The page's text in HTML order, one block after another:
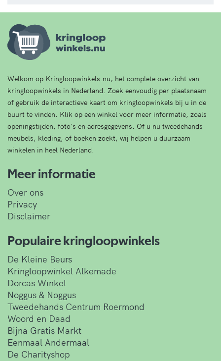
Welkom op Kringloopwinkels.nu, het complete overzicht van
kringloopwinkels in Nederland. Zoek eenvoudig per plaatsnaam
of gebruik de interactieve kaart om kringloopwinkels bij u in de
buurt te vinden. Klik op een winkel voor meer informatie, zoals
openingstijden, foto's en adresgegevens. Of u nu tweedehands
meubels, kleding, of boeken zoekt, wij helpen u duurzaam
winkelen in heel Nederland.
Meer informatie
Over ons
Privacy
Disclaimer
Populaire kringloopwinkels
De Kleine Beurs
Kringloopwinkel Alkemade
Dorcas Winkel
Noggus & Noggus
Tweedehands Centrum Roermond
Woord en Daad
Bijna Gratis Markt
Eenmaal Andermaal
De Charityshop